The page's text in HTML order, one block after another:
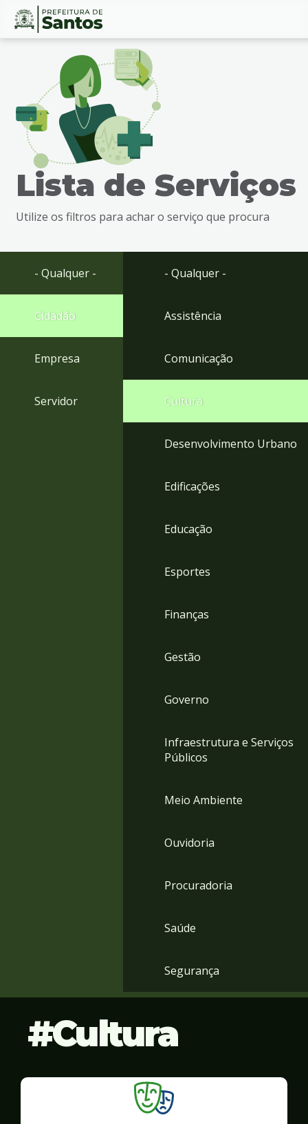
Ir
busca
Ir
rodapé
Conteúdo
Lista de Serviços
Utilize os filtros para achar o serviço que procura
- Qualquer -
Cidadão
Empresa
Servidor
- Qualquer -
Assistência
Comunicação
Cultura
Desenvolvimento Urbano
Edificações
Educação
Esportes
Finanças
Gestão
Governo
Infraestrutura e Serviços
Públicos
Meio Ambiente
Ouvidoria
Procuradoria
Saúde
Segurança
Cultura